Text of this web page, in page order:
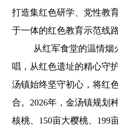
打造集红色研学、党性教
于一体的红色教育示范线路
从红军食堂的温情
唱，从红色遗址的精心守
汤镇始终坚守初心，将红
合。 2026年，金汤镇规划
核桃、150亩大樱桃、199